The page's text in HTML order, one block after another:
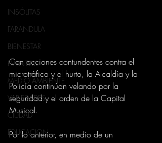
INSÓLITAS
FARANDULA
BIENESTAR
EVENTOS
MEDIO AMBIENTE
VARIEDADES
CIUDAD
EDUCACION
Con acciones contundentes contra el
microtráfico y el hurto, la Alcaldía y la
Policía continúan velando por la
seguridad y el orden de la Capital
Musical.
Por lo anterior, en medio de un